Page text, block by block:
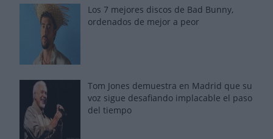
Los 7 mejores discos de Bad Bunny,
ordenados de mejor a peor
Tom Jones demuestra en Madrid que su
voz sigue desafiando implacable el paso
del tiempo